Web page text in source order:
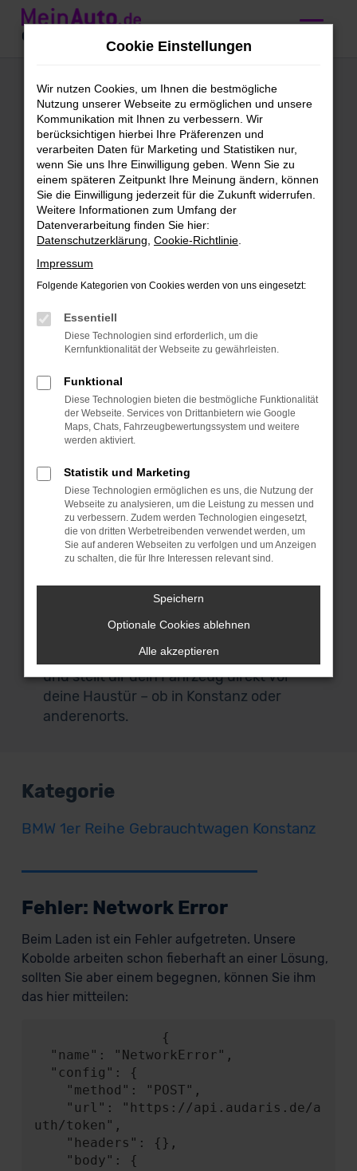
Zum
Hauptinhalt
BMW 1er Reihe
kaufen mit
Lieferservice nach
Konstanz
Wir bieten günstige BMW 1er
Reihe für Konstanz
Schleichst du bereits um eine BMW 1er
diesem Modell in Konstanz unterwegs
sein? Dann ist jetzt der richtige Moment,
denn wir bieten dieses erstklassige
Fahrzeug zu einem sensationellen Preis.
Bei MeinAuto Gebrauchtwagen bist du
an die Spezialisten für die BMW 1er Reihe
und eine Reihe anderer Modelle geraten.
Fahrzeuge aus erster Hand anbieten
und du durchweg scheckheftgepflegte
Autos erhältst. Wir sprechen dabei von
Fahrzeuge für den einheimischen Markt
und ausdrücklich nicht von EU-
zuhause bist und nicht zu uns nach
Garching bei München kommen
möchtest, bist du herzlich willkommen.
Unser Lieferdienst macht es möglich
und stellt dir dein Fahrzeug direkt vor
deine Haustür – ob in Konstanz oder
anderenorts.
Kategorie
BMW 1er Reihe Gebrauchtwagen Konstanz
Fehler: Network Error
Beim Laden ist ein Fehler aufgetreten. Unsere
Kobolde arbeiten schon fieberhaft an einer Lösung,
sollten Sie aber einem begegnen, können Sie ihm
das hier mitteilen:
uth/token",
Cookie Einstellungen
Wir nutzen Cookies, um Ihnen die bestmögliche
Nutzung unserer Webseite zu ermöglichen und unsere
Kommunikation mit Ihnen zu verbessern. Wir
berücksichtigen hierbei Ihre Präferenzen und
verarbeiten Daten für Marketing und Statistiken nur,
wenn Sie uns Ihre Einwilligung geben. Wenn Sie zu
einem späteren Zeitpunkt Ihre Meinung ändern, können
Sie die Einwilligung jederzeit für die Zukunft widerrufen.
Weitere Informationen zum Umfang der
Datenverarbeitung finden Sie hier:
Datenschutzerklärung Cookie-Richtlinie
Impressum
Folgende Kategorien von Cookies werden von uns eingesetzt:
Essentiell
Diese Technologien sind erforderlich, um die
Kernfunktionalität der Webseite zu gewährleisten.
Funktional
Diese Technologien bieten die bestmögliche Funktionalität
der Webseite. Services von Drittanbietern wie Google
Maps, Chats, Fahrzeugbewertungssystem und weitere
werden aktiviert.
Statistik und Marketing
Diese Technologien ermöglichen es uns, die Nutzung der
Webseite zu analysieren, um die Leistung zu messen und
zu verbessern. Zudem werden Technologien eingesetzt,
die von dritten Werbetreibenden verwendet werden, um
Sie auf anderen Webseiten zu verfolgen und um Anzeigen
zu schalten, die für Ihre Interessen relevant sind.
Speichern
Optionale Cookies ablehnen
Alle akzeptieren